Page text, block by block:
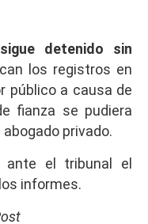
detenido sin
los registros en
público a causa de
fianza se pudiera
privado.
ante el tribunal el
informes.